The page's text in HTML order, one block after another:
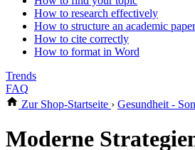
How to research effectively
How to structure an academic paper
How to cite correctly
How to format in Word
Trends
FAQ
Zur Shop-Startseite › Gesundheit -
Moderne